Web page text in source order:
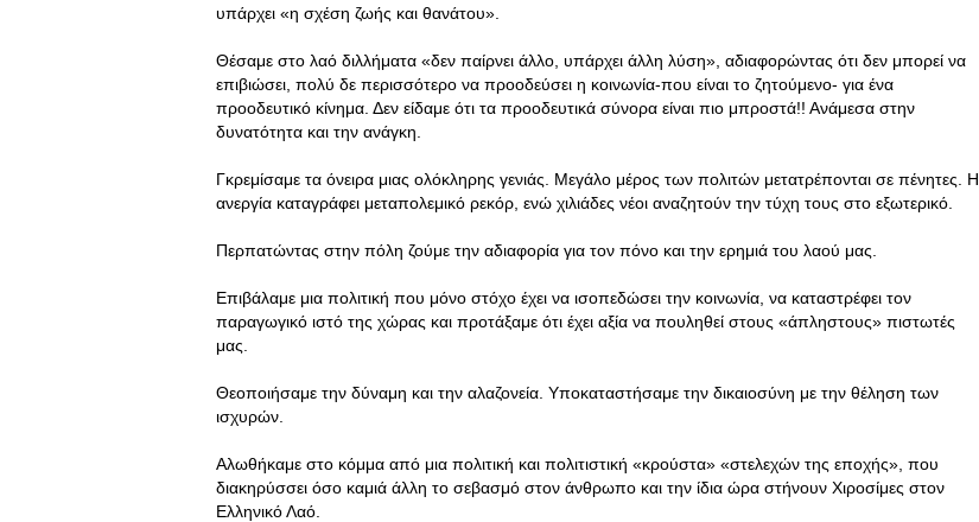
υπάρχει «η σχέση ζωής και θανάτου».
Θέσαμε στο λαό διλλήματα «δεν παίρνει άλλο, υπάρχει άλλη λύση», αδιαφορώντας ότι δεν μπορεί να
επιβιώσει, πολύ δε περισσότερο να προοδεύσει η κοινωνία-που είναι το ζητούμενο- για ένα
προοδευτικό κίνημα. Δεν είδαμε ότι τα προοδευτικά σύνορα είναι πιο μπροστά!! Ανάμεσα στην
δυνατότητα και την ανάγκη.
Γκρεμίσαμε τα όνειρα μιας ολόκληρης γενιάς. Μεγάλο μέρος των πολιτών μετατρέπονται σε πένητες. Η
ανεργία καταγράφει μεταπολεμικό ρεκόρ, ενώ χιλιάδες νέοι αναζητούν την τύχη τους στο εξωτερικό.
Περπατώντας στην πόλη ζούμε την αδιαφορία για τον πόνο και την ερημιά του λαού μας.
Επιβάλαμε μια πολιτική που μόνο στόχο έχει να ισοπεδώσει την κοινωνία, να καταστρέφει τον
παραγωγικό ιστό της χώρας και προτάξαμε ότι έχει αξία να πουληθεί στους «άπληστους» πιστωτές
μας.
Θεοποιήσαμε την δύναμη και την αλαζονεία. Υποκαταστήσαμε την δικαιοσύνη με την θέληση των
ισχυρών.
Αλωθήκαμε στο κόμμα από μια πολιτική και πολιτιστική «κρούστα» «στελεχών της εποχής», που
διακηρύσσει όσο καμιά άλλη το σεβασμό στον άνθρωπο και την ίδια ώρα στήνουν Χιροσίμες στον
Ελληνικό Λαό.